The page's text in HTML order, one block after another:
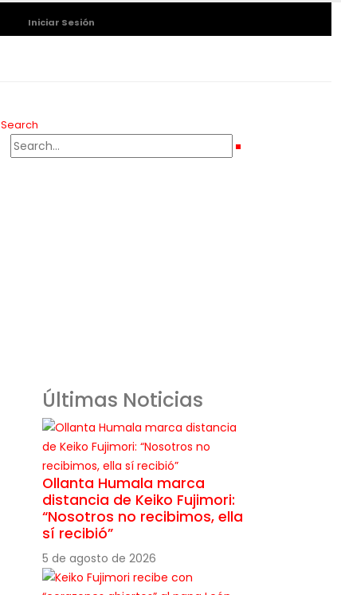
Iniciar Sesión
Search
Últimas Noticias
Ollanta Humala marca
distancia de Keiko Fujimori:
“Nosotros no recibimos, ella
sí recibió”
5 de agosto de 2026